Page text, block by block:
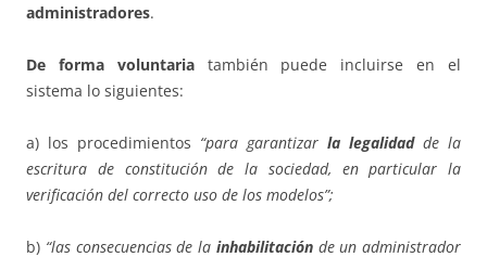
administradores.
De forma voluntariatambién puede incluirse en el
sistema lo siguientes:
a) los procedimientos “para garantizar la legalidadde la
escritura de constitución de la sociedad, en particular la
verificación del correcto uso de los modelos”;
b) “las consecuencias de la inhabilitaciónde un administrador